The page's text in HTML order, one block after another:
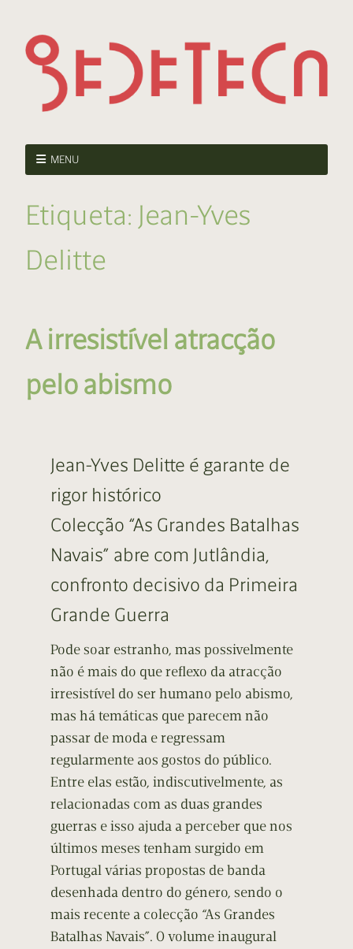
MENU
Etiqueta: Jean-Yves
Delitte
A irresistível atracção
pelo abismo
Jean-Yves Delitte é garante de
rigor histórico
Colecção “As Grandes Batalhas
Navais” abre com Jutlândia,
confronto decisivo da Primeira
Grande Guerra
Pode soar estranho, mas possivelmente
não é mais do que reflexo da atracção
irresistível do ser humano pelo abismo,
mas há temáticas que parecem não
passar de moda e regressam
regularmente aos gostos do público.
Entre elas estão, indiscutivelmente, as
relacionadas com as duas grandes
guerras e isso ajuda a perceber que nos
últimos meses tenham surgido em
Portugal várias propostas de banda
desenhada dentro do género, sendo o
mais recente a colecção “As Grandes
Batalhas Navais”. O volume inaugural